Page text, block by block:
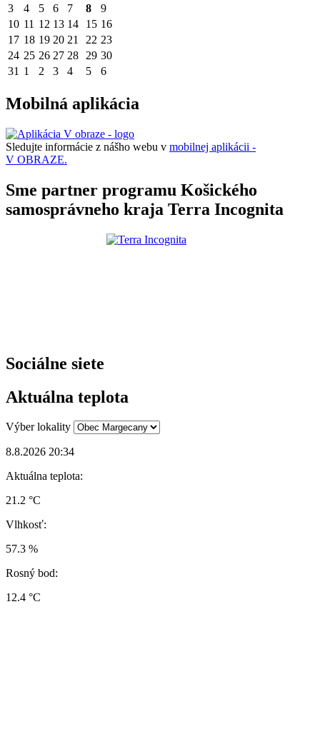
3
4 5 6 7 8
9
10 11 12 13 14 15 16
17 18 19 20 21 22 23
24 25 26 27 28 29 30
31 1 2 3 4 5 6
Mobilná aplikácia
Sledujte informácie z nášho webu v mobilnej aplikácii -
V OBRAZE.
Sme partner programu Košického
samosprávneho kraja Terra Incognita
Sociálne siete
Aktuálna teplota
Výber lokality
8.8.2026 20:34
Aktuálna teplota:
21.2 °C
Vlhkosť:
57.3 %
Rosný bod:
12.4 °C